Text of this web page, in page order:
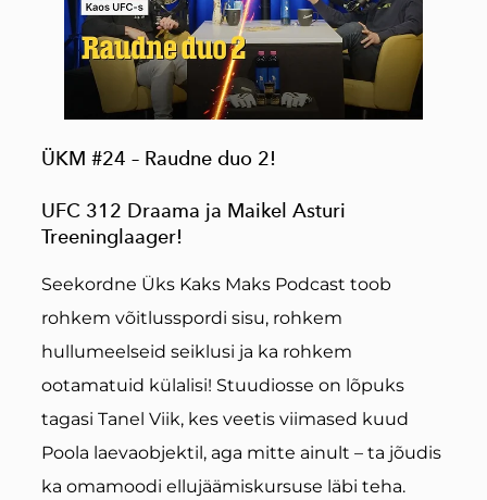
ÜKM #24 – Raudne duo 2!
UFC 312 Draama ja Maikel Asturi
Treeninglaager!
Seekordne Üks Kaks Maks Podcast toob
rohkem võitlusspordi sisu, rohkem
hullumeelseid seiklusi ja ka rohkem
ootamatuid külalisi! Stuudiosse on lõpuks
tagasi Tanel Viik, kes veetis viimased kuud
Poola laevaobjektil, aga mitte ainult – ta jõudis
ka omamoodi ellujäämiskursuse läbi teha.